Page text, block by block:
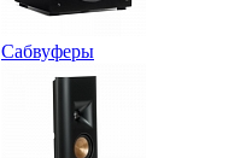
Сабвуферы